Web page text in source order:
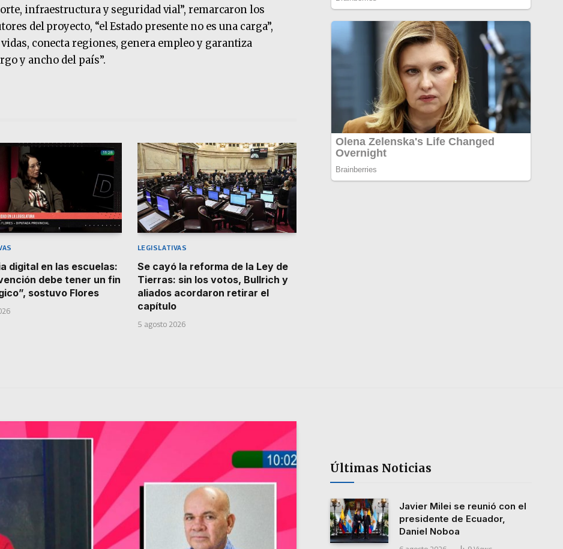
infraestructura y seguridad vial”, remarcaron los
del proyecto, “el Estado presente no es una carga”,
conecta regiones, genera empleo y garantiza
y ancho del país”.
digital en las escuelas:
debe tener un fin
sostuvo Flores
LEGISLATIVAS
Se cayó la reforma de la Ley de
Tierras: sin los votos, Bullrich y
aliados acordaron retirar el
capítulo
5 agosto 2026
Últimas Noticias
Javier Milei se reunió con el
presidente de Ecuador,
Daniel Noboa